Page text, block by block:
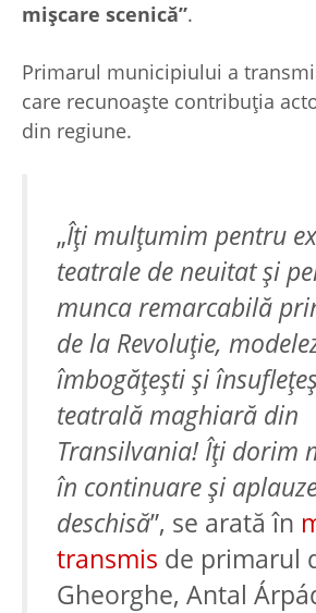
mișcare scenică”.
Primarul municipiului a
care recunoaște contribuția
din regiune.
„Îți mulțumim pentru
teatrale de neuitat și
munca remarcabilă
de la Revoluție,
îmbogățești și
teatrală maghiară din
Transilvania! Îți dorim
în continuare și
deschisă”, se arată în
transmis de primarul
Gheorghe, Antal